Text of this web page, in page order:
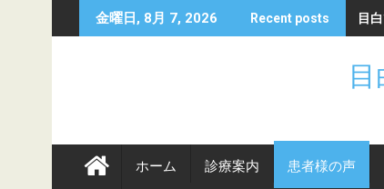
to
金曜日, 8月 7, 2026 Recent posts 目
ホーム 診療案内 患者様の声